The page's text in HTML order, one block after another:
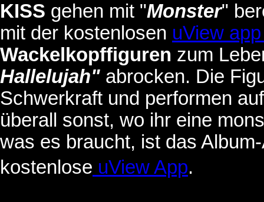
KISS gehen mit "Monster"
mit der kostenlosen uView
Wackelkopffiguren zum
Hallelujah" abrocken. Die
Schwerkraft und performen
überall sonst, wo ihr eine
was es braucht, ist das
kostenlose uView App.